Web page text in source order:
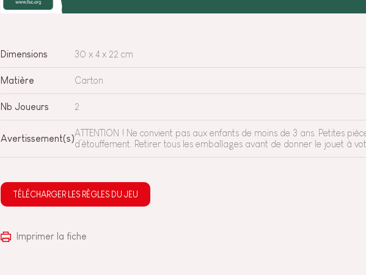
Dimensions 30 x 4 x 22 cm
Matière Carton
Nb Joueurs 2
Avertissement(s)
ATTENTION ! Ne convient pas aux enfants de moins de 3 ans. Petites
d’étouffement. Retirer tous les emballages avant de donner le jouet à
TÉLÉCHARGER LES RÈGLES DU JEU
Imprimer la fiche